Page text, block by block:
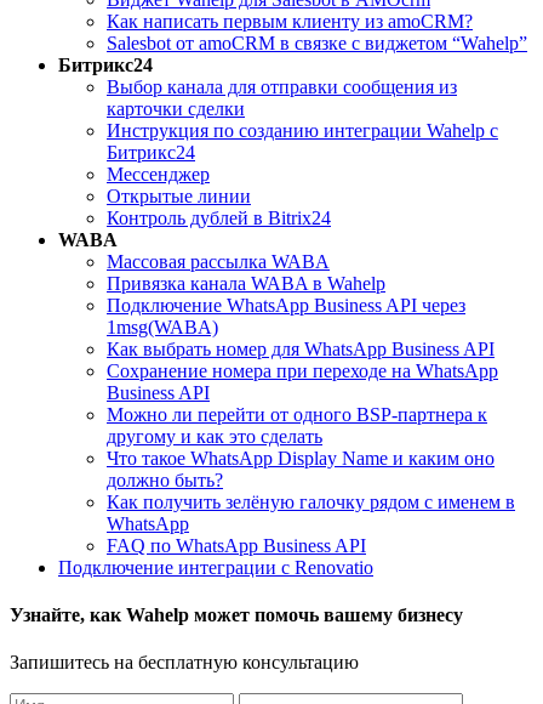
Как написать первым клиенту из amoCRM?
Salesbot от amoCRM в связке с виджетом “Wahelp”
Битрикс24
Выбор канала для отправки сообщения из
карточки сделки
Инструкция по созданию интеграции Wahelp c
Битрикс24
Мессенджер
Открытые линии
Контроль дублей в Bitrix24
WABA
Массовая рассылка WABA
Привязка канала WABA в Wahelp
Подключение WhatsApp Business API через
1msg(WABA)
Как выбрать номер для WhatsApp Business API
Сохранение номера при переходе на WhatsApp
Business API
Можно ли перейти от одного BSP-партнера к
другому и как это сделать
Что такое WhatsApp Display Name и каким оно
должно быть?
Как получить зелёную галочку рядом с именем в
WhatsApp
FAQ по WhatsApp Business API
Подключение интеграции с Renovatio
Узнайте, как Wahelp может помочь вашему бизнесу
Запишитесь на бесплатную консультацию